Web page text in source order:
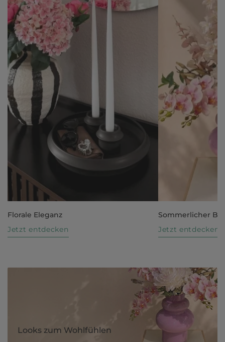
Florale Eleganz
Jetzt entdecken
Sommerlicher
Jetzt entdecken
Looks zum Wohlfühlen